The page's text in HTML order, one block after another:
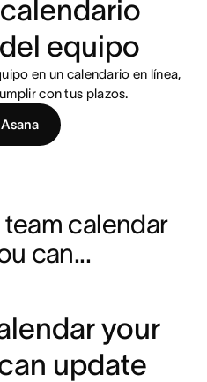
equipo
en un calendario en línea,
con tus plazos.
calendar
can...
your
update